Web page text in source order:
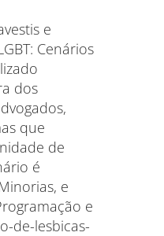
e
Cenários
dos
que
de
é
e
e
de-lesbicas-